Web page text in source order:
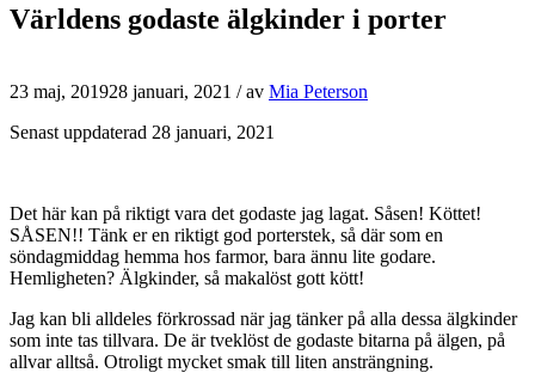
Världens godaste älgkinder i porter
23 maj, 201928 januari, 2021 / av Mia Peterson
Senast uppdaterad 28 januari, 2021
Det här kan på riktigt vara det godaste jag lagat. Såsen! Köttet!
SÅSEN!! Tänk er en riktigt god porterstek, så där som en
söndagmiddag hemma hos farmor, bara ännu lite godare.
Hemligheten? Älgkinder, så makalöst gott kött!
Jag kan bli alldeles förkrossad när jag tänker på alla dessa älgkinder
som inte tas tillvara. De är tveklöst de godaste bitarna på älgen, på
allvar alltså. Otroligt mycket smak till liten ansträngning.